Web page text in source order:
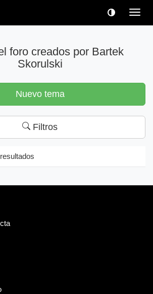
foro creados por Bartek
Skorulski
Nuevo tema
Filtros